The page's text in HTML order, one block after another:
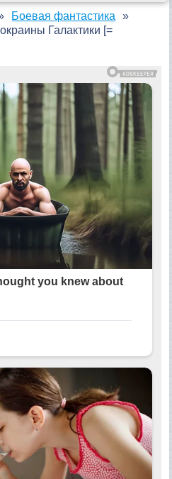
Боевая фантастика
Галактики [=